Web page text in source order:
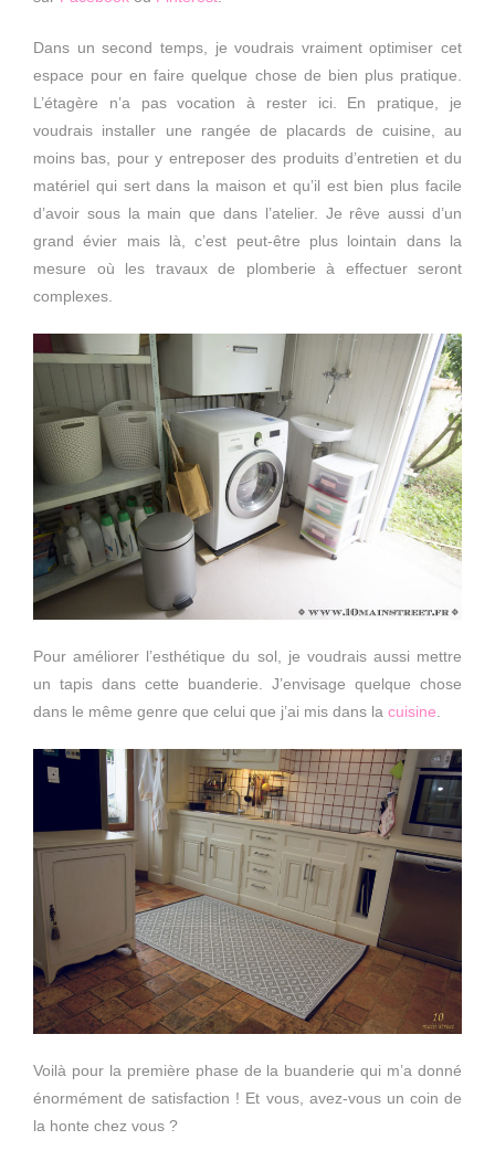
Dans un second temps, je voudrais vraiment optimiser cet
espace pour en faire quelque chose de bien plus pratique.
L’étagère n’a pas vocation à rester ici. En pratique, je
voudrais installer une rangée de placards de cuisine, au
moins bas, pour y entreposer des produits d’entretien et du
matériel qui sert dans la maison et qu’il est bien plus facile
d’avoir sous la main que dans l’atelier. Je rêve aussi d’un
grand évier mais là, c’est peut-être plus lointain dans la
mesure où les travaux de plomberie à effectuer seront
complexes.
Pour améliorer l’esthétique du sol, je voudrais aussi mettre
un tapis dans cette buanderie. J’envisage quelque chose
dans le même genre que celui que j’ai mis dans la cuisine
Voilà pour la première phase de la buanderie qui m’a donné
énormément de satisfaction ! Et vous, avez-vous un coin de
la honte chez vous ?